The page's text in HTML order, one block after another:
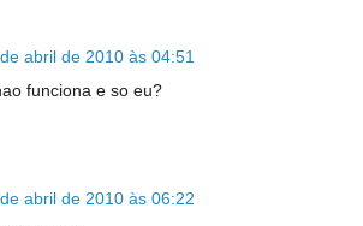
abril de 2010 às 04:51
funciona e so eu?
abril de 2010 às 06:22